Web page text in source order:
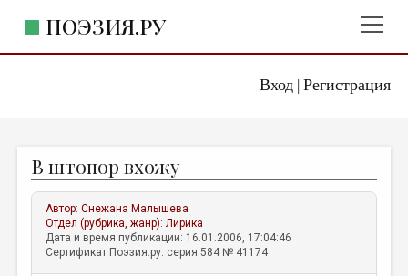
Вход| Регистрация
ПОЭЗИЯ.РУ
ЖАНРЫ
АВТОРЫ
КОММЕНТАРИИ
ЛИТСАЛОН
В штопор вхожу
Автор:Снежана Малышева
Отдел (рубрика, жанр):Лирика
Дата и время публикации: 16.01.2006, 17:04:46
Сертификат Поэзия.ру: серия 584 № 41174